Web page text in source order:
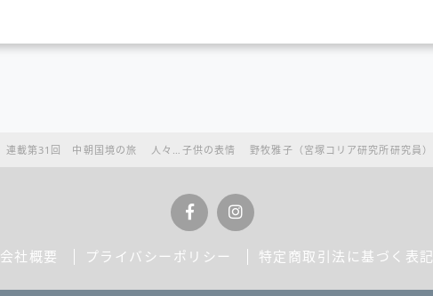
連載第31回 中朝国境の旅 人々…子供の表情 野牧雅子（宮塚コリア研究所研究員）
会社概要 プライバシーポリシー 特定商取引法に基づく表記